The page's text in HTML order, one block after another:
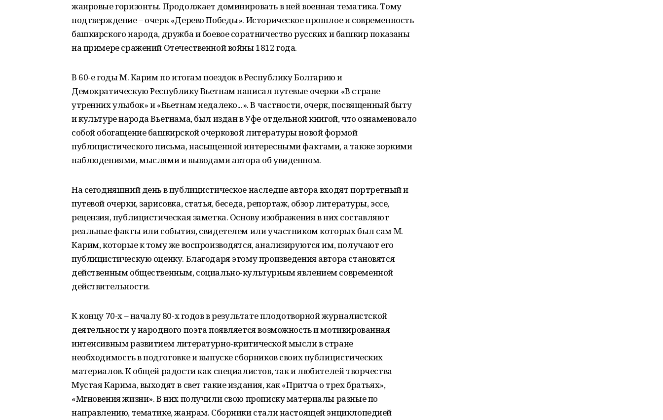
жанровые горизонты. Продолжает доминировать в ней военная тематика. Тому
подтверждение – очерк «Дерево Победы». Историческое прошлое и современность
башкирского народа, дружба и боевое соратничество русских и башкир показаны
на примере сражений Отечественной войны 1812 года.
В 60-е годы М. Карим по итогам поездок в Республику Болгарию и
Демократическую Республику Вьетнам написал путевые очерки «В стране
утренних улыбок» и «Вьетнам недалеко...». В частности, очерк, посвященный быту
и культуре народа Вьетнама, был издан в Уфе отдельной книгой, что ознаменовало
собой обогащение башкирской очерковой литературы новой формой
публицистического письма, насыщенной интересными фактами, а также зоркими
наблюдениями, мыслями и выводами автора об увиденном.
На сегодняшний день в публицистическое наследие автора входят портретный и
путевой очерки, зарисовка, статья, беседа, репортаж, обзор литературы, эссе,
рецензия, публицистическая заметка. Основу изображения в них составляют
реальные факты или события, свидетелем или участником которых был сам М.
Карим, которые к тому же воспроизводятся, анализируются им, получают его
публицистическую оценку. Благодаря этому произведения автора становятся
действенным общественным, социально-культурным явлением современной
действительности.
К концу 70-х – началу 80-х годов в результате плодотворной журналистской
деятельности у народного поэта появляется возможность и мотивированная
интенсивным развитием литературно-критической мысли в стране
необходимость в подготовке и выпуске сборников своих публицистических
материалов. К общей радости как специалистов, так и любителей творчества
Мустая Карима, выходят в свет такие издания, как «Притча о трех братьях»,
«Мгновения жизни». В них получили свою прописку материалы разные по
направлению, тематике, жанрам. Сборники стали настоящей энциклопедией